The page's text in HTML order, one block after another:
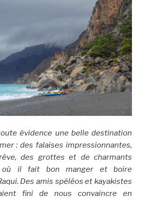
évidence une belle destination
: des falaises impressionnantes,
des grottes et de charmants
où il fait bon manger et boire
Des amis spéléos et kayakistes
fini de nous convaincre en